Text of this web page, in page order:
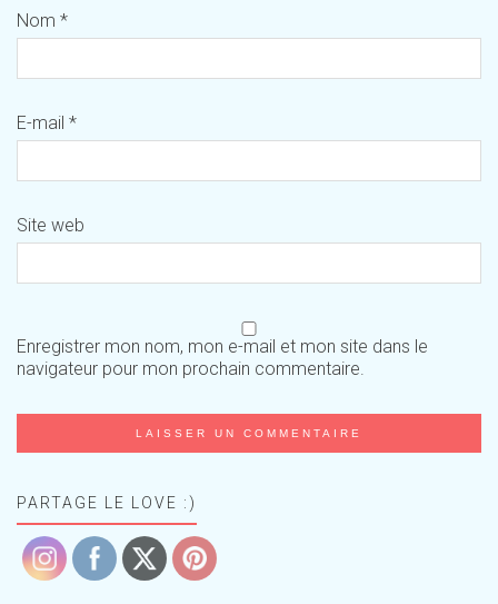
Nom *
E-mail *
Site web
Enregistrer mon nom, mon e-mail et mon site dans le
navigateur pour mon prochain commentaire.
PARTAGE LE LOVE :)